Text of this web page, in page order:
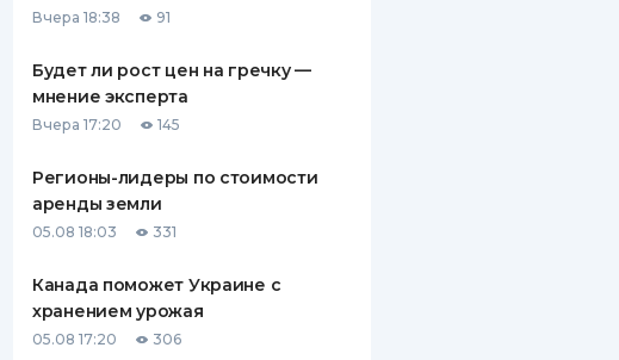
ВСЕ СТРАХОВЫЕ ПОЛИСЫ
ОТЗЫВЫ О СТРАХОВЫХ
КОМПАНИЯХ
КОНТАКТЫ
Вчера 18:38 91
Будет ли рост цен на гречку —
мнение эксперта
Вчера 17:20 145
Регионы-лидеры по стоимости
аренды земли
05.08 18:03 331
Канада поможет Украине с
хранением урожая
05.08 17:20 306